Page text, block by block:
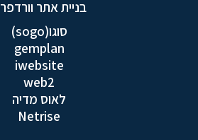
בניית אתר וורדפרס
סוגו(sogo)
gemplan
iwebsite
web2
לאוס מדיה
Netrise